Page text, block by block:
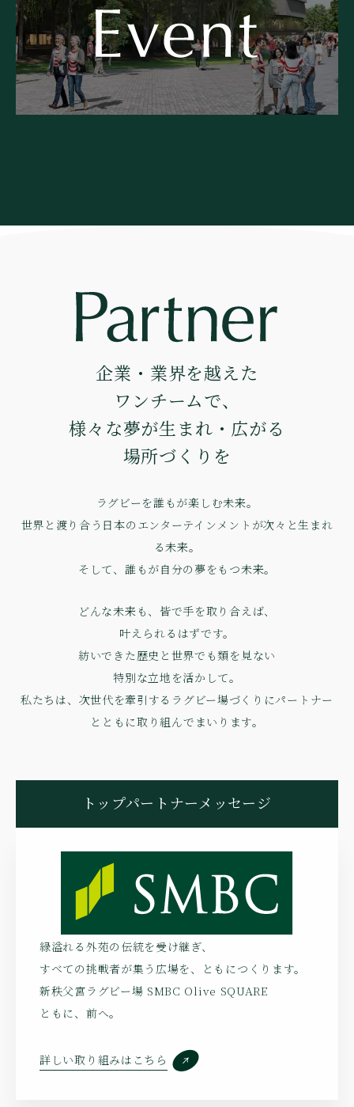
企業・業界を越えた
ワンチームで、
様々な夢が生まれ・広がる
場所づくりを
ラグビーを誰もが楽しむ未来。
世界と渡り合う日本のエンターテインメントが次々と生まれ
る未来。
そして、誰もが自分の夢をもつ未来。
どんな未来も、皆で手を取り合えば、
叶えられるはずです。
紡いできた歴史と世界でも類を見ない
特別な立地を活かして。
私たちは、次世代を牽引するラグビー場づくりにパートナー
とともに取り組んでまいります。
トップパートナーメッセージ
緑溢れる外苑の伝統を受け継ぎ、
すべての挑戦者が集う広場を、ともにつくります。
新秩父宮ラグビー場 SMBC Olive SQUARE
ともに、前へ。
詳しい取り組みはこちら